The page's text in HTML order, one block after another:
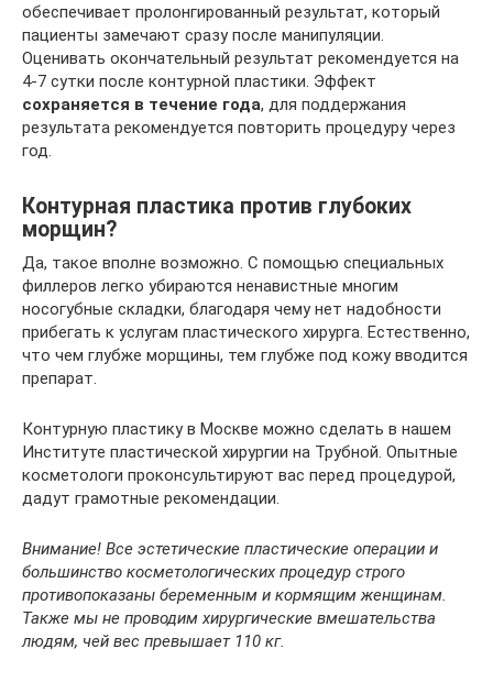
обеспечивает пролонгированный результат, который
пациенты замечают сразу после манипуляции.
Оценивать окончательный результат рекомендуется на
4-7 сутки после контурной пластики. Эффект
сохраняется в течение года, для поддержания
результата рекомендуется повторить процедуру через
год.
Контурная пластика против глубоких
морщин?
Да, такое вполне возможно. С помощью специальных
филлеров легко убираются ненавистные многим
носогубные складки, благодаря чему нет надобности
прибегать к услугам пластического хирурга. Естественно,
что чем глубже морщины, тем глубже под кожу вводится
препарат.
Контурную пластику в Москве можно сделать в нашем
Институте пластической хирургии на Трубной. Опытные
косметологи проконсультируют вас перед процедурой,
дадут грамотные рекомендации.
Внимание! Все эстетические пластические операции и
большинство косметологических процедур строго
противопоказаны беременным и кормящим женщинам.
Также мы не проводим хирургические вмешательства
людям, чей вес превышает 110 кг.